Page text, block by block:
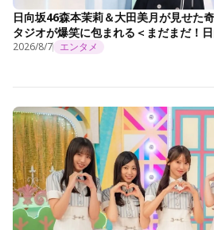
日向坂46森本茉莉＆大田美月が見せた
タジオが爆笑に包まれる＜まだまだ！
2026/8/7 エンタメ